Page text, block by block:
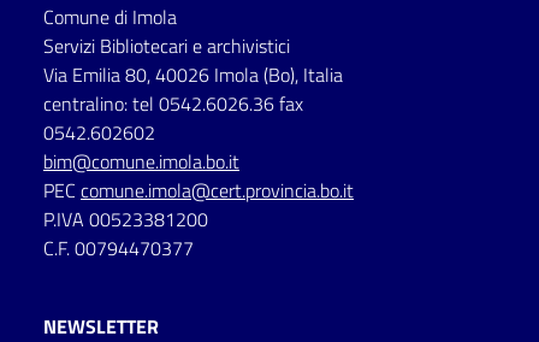
Comune di Imola
Servizi Bibliotecari e archivistici
Via Emilia 80, 40026 Imola (Bo), Italia
centralino: tel 0542.6026.36 fax
0542.602602
bim@comune.imola.bo.it
PEC comune.imola@cert.provincia.bo.it
P.IVA 00523381200
C.F. 00794470377
NEWSLETTER